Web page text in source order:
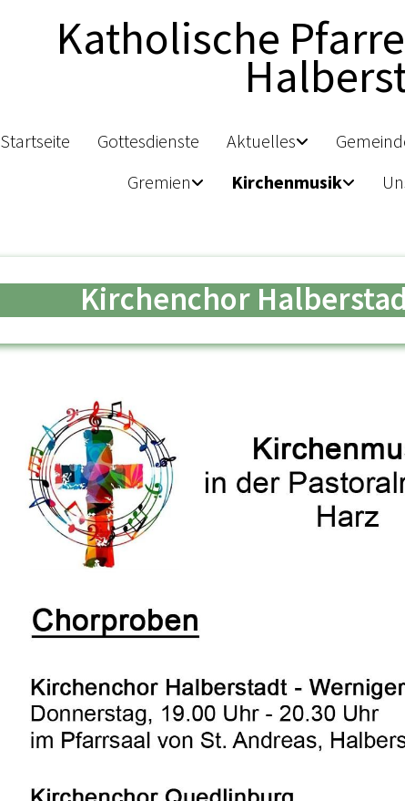
Katholische
Startseite Gottesdienste Aktuelles
Gremien
Kirchenmusik
Kirchenchor